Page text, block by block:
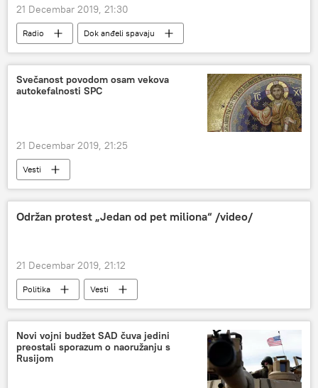
21 Decembar 2019, 21:30
Radio
Dok anđeli spavaju
Marina Rajević
Hilandar Sveta Gora
Svečanost povodom osam vekova
autokefalnosti SPC
21 Decembar 2019, 21:25
Vesti
Održan protest „Jedan od pet miliona“ /video/
21 Decembar 2019, 21:12
Politika Vesti
Novi vojni budžet SAD čuva jedini
preostali sporazum o naoružanju s
Rusijom